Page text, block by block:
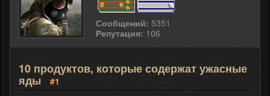
Сообщений: 5351
Репутация: 106
10 продуктов, которые содержат ужасные
яды
#1